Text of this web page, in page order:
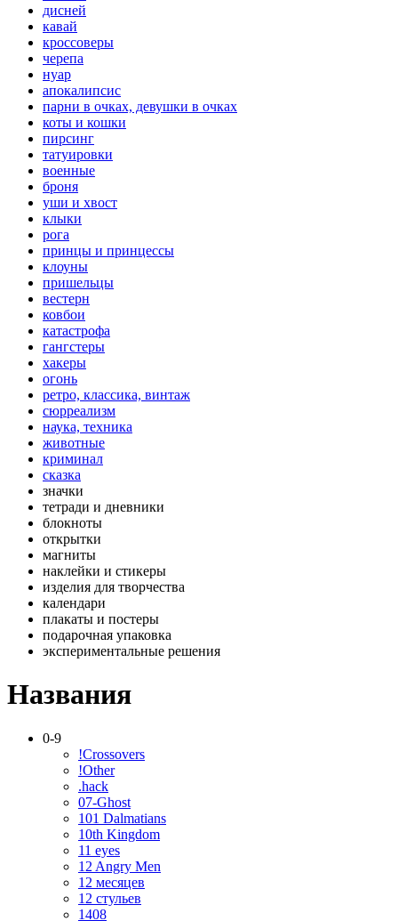
дисней
кавай
кроссоверы
черепа
нуар
апокалипсис
парни в очках, девушки в очках
коты и кошки
пирсинг
татуировки
военные
броня
уши и хвост
клыки
рога
принцы и принцессы
клоуны
пришельцы
вестерн
ковбои
катастрофа
гангстеры
хакеры
огонь
ретро, классика, винтаж
сюрреализм
наука, техника
животные
криминал
сказка
значки
тетради и дневники
блокноты
открытки
магниты
наклейки и стикеры
изделия для творчества
календари
плакаты и постеры
подарочная упаковка
экспериментальные решения
Названия
0-9
!Crossovers
!Other
.hack
07-Ghost
101 Dalmatians
10th Kingdom
11 eyes
12 Angry Men
12 месяцев
12 стульев
1408